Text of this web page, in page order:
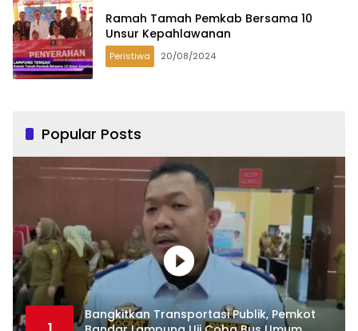
Ramah Tamah Pemkab Bersama 10
Unsur Kepahlawanan
Peristiwa 20/08/2024
Popular Posts
Bangkitkan Transportasi Publik, Pemkot